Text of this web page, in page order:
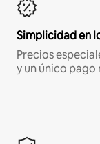
Simplicidad en
Precios
y un único pago